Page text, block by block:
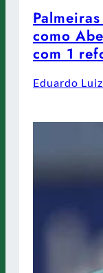
como
com 1
Eduardo Luiz